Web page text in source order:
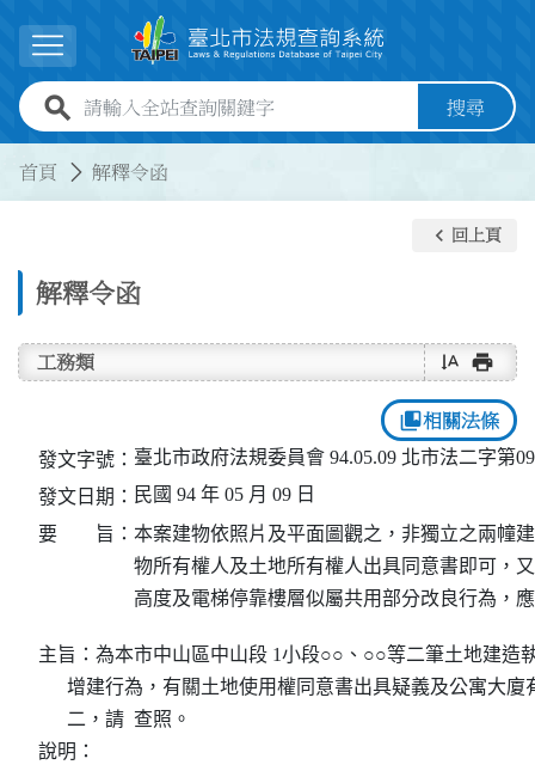
展開選單
全站查詢關鍵字欄位 搜尋
首頁 解釋令函
解釋令函
keyboard_arrow_left 回上頁
工務類 text_rotate_vertical print
collections_bookmark相關法條
發文字號： 臺北市政府法規委員會 94.05.09 北市法二字第
發文日期： 民國 94 年 05 月 09 日
要 旨： 本案建物依照片及平面圖觀之，非獨立之兩幢
物所有權人及土地所有權人出具同意書即可，
高度及電梯停靠樓層似屬共用部分改良行為，
主旨：為本市中山區中山段 1小段○○、○○等二筆土地建造
增建行為，有關土地使用權同意書出具疑義及公寓大
      二，請  查照。
說明：